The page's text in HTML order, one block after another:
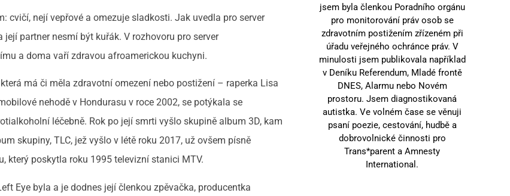
cvičí, nejí vepřové a omezuje sladkosti. Jak uvedla pro server
partner nesmí být kuřák. V rozhovoru pro server
a doma vaří zdravou afroamerickou kuchyni.
má či měla zdravotní omezení nebo postižení – raperka Lisa
nehodě v Hondurasu v roce 2002, se potýkala se
léčebně. Rok po její smrti vyšlo skupině album 3D, kam
skupiny, TLC, jež vyšlo v létě roku 2017, už ovšem písně
který poskytla roku 1995 televizní stanici MTV.
Eye byla a je dodnes její členkou zpěvačka, producentka
jsem byla členkou Poradního orgánu
pro monitorování práv osob se
zdravotním postižením zřízeném při
úřadu veřejného ochránce práv. V
minulosti jsem publikovala například
v Deníku Referendum, Mladé frontě
DNES, Alarmu nebo Novém
prostoru. Jsem diagnostikovaná
autistka. Ve volném čase se věnuji
psaní poezie, cestování, hudbě a
dobrovolnické činnosti pro
Trans*parent a Amnesty
International.